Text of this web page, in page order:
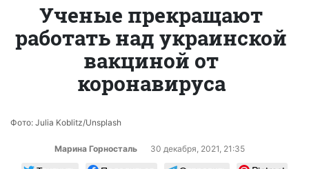
Ученые прекращают
работать над украинской
вакциной от
коронавируса
Фото: Julia Koblitz/Unsplash
Марина Горносталь 30 декабря, 2021, 21:35